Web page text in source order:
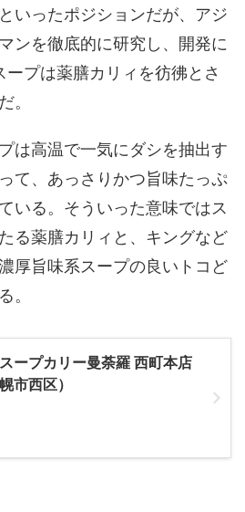
いったポジションだが、アジ
ンを徹底的に研究し、開発に
プは薬膳カリィを彷彿とさ
。
は高温で一気にダシを抽出す
て、あっさりかつ旨味たっぷ
いる。そういった意味ではス
る薬膳カリィと、キングなど
厚旨味系スープの良いトコど
。
ープカリー曼荼羅 西町本店
市西区）